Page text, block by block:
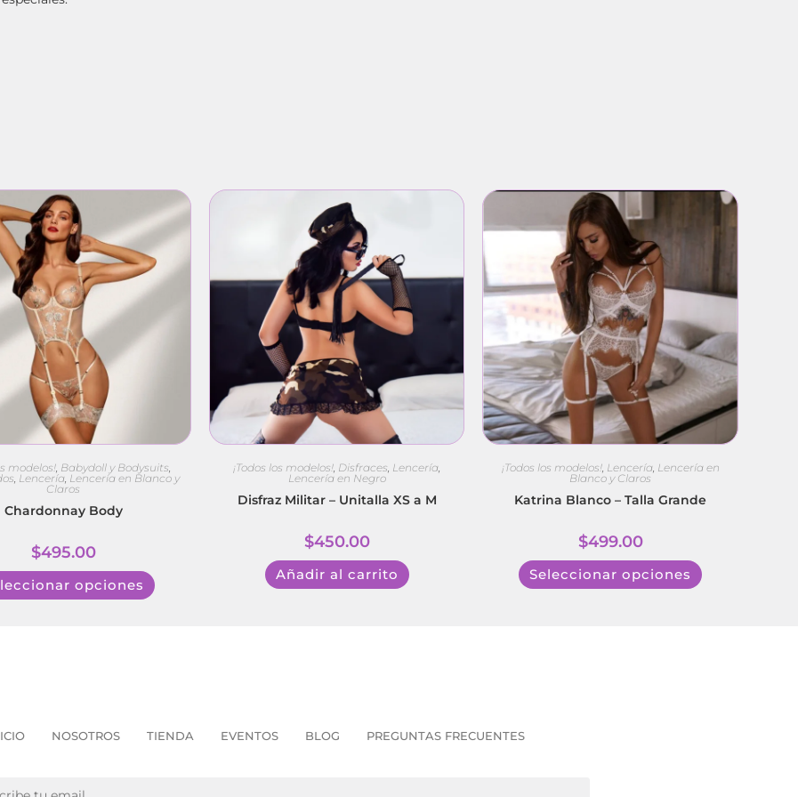
modelos!, Babydoll y Bodysuits,
, Lencería, Lencería en Blanco y
Claros
Chardonnay Body
$495.00
opciones
¡Todos los modelos!, Disfraces, Lencería,
Lencería en Negro
Disfraz Militar – Unitalla XS a M
$450.00
Añadir al carrito
¡Todos los modelos!, Lencería, Lencería en
Blanco y Claros
Katrina Blanco – Talla Grande
$499.00
Seleccionar opciones
NOSOTROS TIENDA EVENTOS BLOG PREGUNTAS FRECUENTES